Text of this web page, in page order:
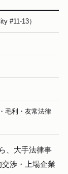
#11-13）
毛利・友常法律
、大手法律事
渉・上場企業